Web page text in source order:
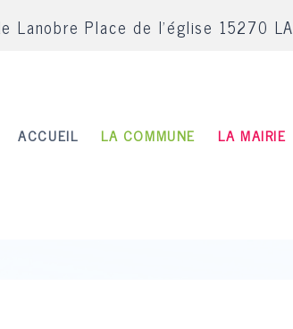
Lanobre Place de l'église 15270
ACCUEIL LA COMMUNE LA MAIRIE